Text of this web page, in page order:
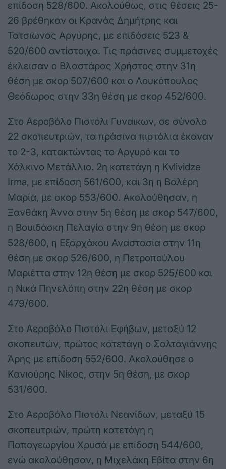
επίδοση 528/600. Ακολούθως, στις θέσεις 25-
26 βρέθηκαν οι Κρανάς Δημήτρης και
Τατσιωνας Αργύρης, με επιδόσεις 523 &
520/600 αντίστοιχα. Τις πράσινες συμμετοχές
έκλεισαν ο Βλαστάρας Χρήστος στην 31η
θέση με σκορ 507/600 και ο Λουκόπουλος
Θεόδωρος στην 33η θέση με σκορ 452/600.
Στο Αεροβόλο Πιστόλι Γυναικων, σε σύνολο
22 σκοπευτριών, τα πράσινα πιστόλια έκαναν
το 2-3, κατακτώντας το Αργυρό και το
Χάλκινο Μετάλλιο. 2η κατετάγη η Kvlividze
Irma, με επίδοση 561/600, και 3η η Βαλέρη
Μαρία, με σκορ 553/600. Ακολούθησαν, η
Ξανθάκη Άννα στην 5η θέση με σκορ 547/600,
η Βουιδάσκη Πελαγία στην 9η θέση με σκορ
528/600, η Εξαρχάκου Αναστασία στην 11η
θέση με σκορ 526/600, η Πετροπούλου
Μαριέττα στην 12η θέση με σκορ 525/600 και
η Νικά Πηνελόπη στην 22η θέση με σκορ
479/600.
Στο Αεροβόλο Πιστόλι Εφήβων, μεταξύ 12
σκοπευτών, πρώτος κατετάγη ο Σαλταγιάννης
Άρης με επίδοση 552/600. Ακολούθησε ο
Κανιούρης Νίκος, στην 5η θέση, με σκορ
531/600.
Στο Αεροβόλο Πιστόλι Νεανίδων, μεταξύ 15
σκοπευτριών, πρώτη κατετάγη η
Παπαγεωργίου Χρυσά με επίδοση 544/600,
ενώ ακολούθησαν, η Μιχελάκη Εβίτα στην 6η